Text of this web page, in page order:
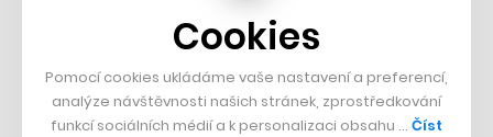
Boční projekt, co se zvrtnul
Francouzský šéfkuchař na Šumavě
Dva golfisti, co pečou
Cookies
Pomocí cookies ukládáme vaše nastavení a preferencí,
analýze návštěvnosti našich stránek, zprostředkování
funkcí sociálních médií a k personalizaci obsahu … Číst